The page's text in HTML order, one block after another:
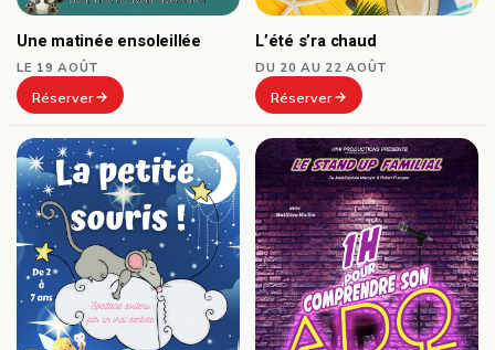
Une matinée ensoleillée
LE 19 AOÛT
Réserver
L’été s’ra chaud
DU 20 AU 22 AOÛT
Réserver